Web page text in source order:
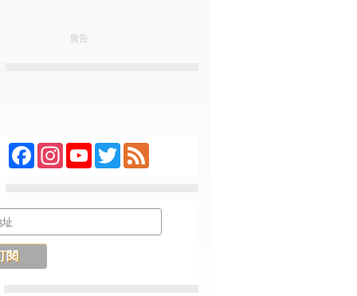
廣告
FacebookInstagramYouTubeTwitterFeed